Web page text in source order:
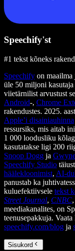
Speechify'st
#1 tekst kõneks
Speechify on
üle 50 miljoni
viietärnilist arvustust
Android-, Chrome
rakendustes. 2025.
Apple’i disainiauhinna
ressursiks, mis aitab
1 000 loodusliku
kasutatakse ligi 200
Snoop Dogg ja
Speechify Studio
häälekloonimist, AI-
panustab ka
kuluefektiivsele tekst
Street Journal, CNBC,
meediakanalites, on
teenusepakkuja. Vaata
speechify.com/blog ja
Sisukord